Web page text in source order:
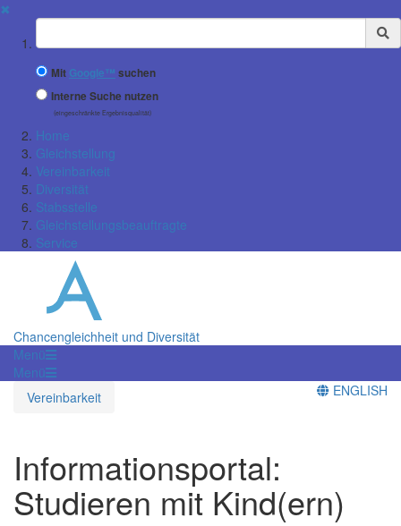
✖
Suchbegriff
Mit Google™ suchen
Interne Suche nutzen
(eingeschränkte Ergebnisqualität)
Home
Gleichstellung
Vereinbarkeit
Diversität
Stabsstelle
Gleichstellungsbeauftragte
Service
Chancengleichheit und Diversität
Menü
Menü
Vereinbarkeit
ENGLISH
Informationsportal:
Studieren mit Kind(ern)